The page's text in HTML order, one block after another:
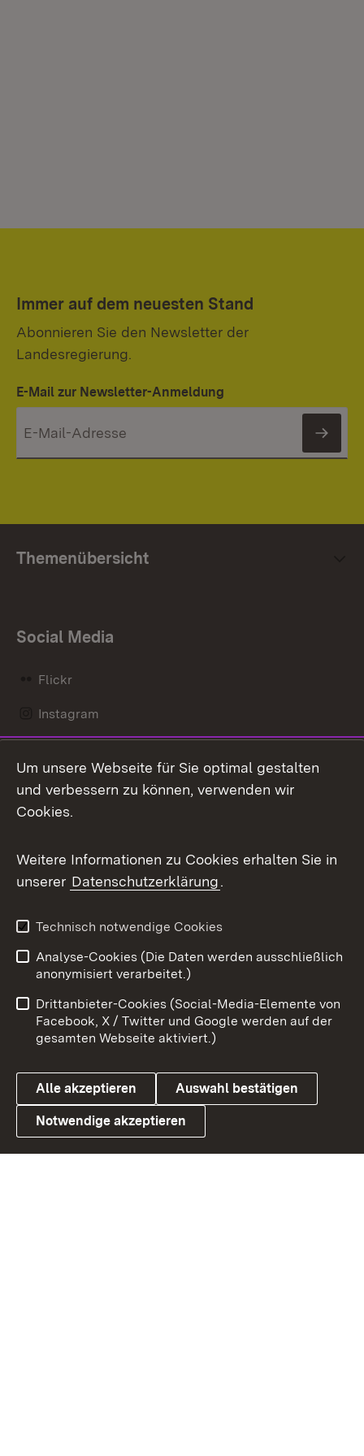
Immer auf dem neuesten Stand
Abonnieren Sie den Newsletter der
Landesregierung.
E-Mail zur Newsletter-Anmeldung
Themenübersicht
Social Media
Flickr
Instagram
Mastodon
Messenger
Social Wall
X / Twitter
Youtube
Link zum Landesportal
Benutzungshinweise
Barrierefreiheit
Datenschutz
Cookies
Um unsere Webseite für Sie optimal gestalten
und verbessern zu können, verwenden wir
Cookies.
Weitere Informationen zu Cookies erhalten Sie in
unserer Datenschutzerklärung.
Technisch notwendige Cookies
Analyse-Cookies (Die Daten werden ausschließlich
anonymisiert verarbeitet.)
Drittanbieter-Cookies (Social-Media-Elemente von
Facebook, X / Twitter und Google werden auf der
gesamten Webseite aktiviert.)
Alle akzeptieren Auswahl bestätigen
Notwendige akzeptieren